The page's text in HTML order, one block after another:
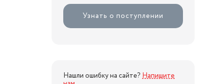
Узнать о поступлении
Нашли ошибку на сайте? Напишите